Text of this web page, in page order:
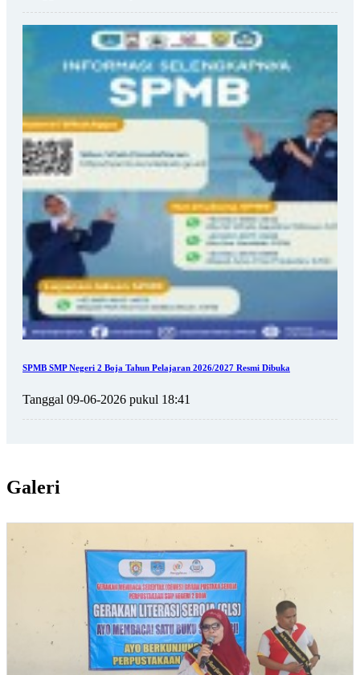
SPMB SMP Negeri 2 Boja Tahun Pelajaran 2026/2027 Resmi Dibuka
Tanggal 09-06-2026 pukul 18:41
Galeri